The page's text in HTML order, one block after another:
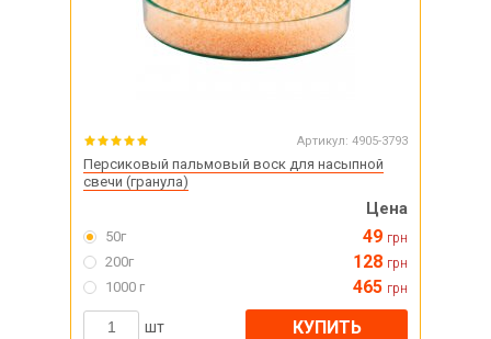
Артикул: 4905-3793
Персиковый пальмовый воск для насыпной
свечи (гранула)
Цена
50г 49 грн
200г 128 грн
1000 г 465 грн
шт КУПИТЬ